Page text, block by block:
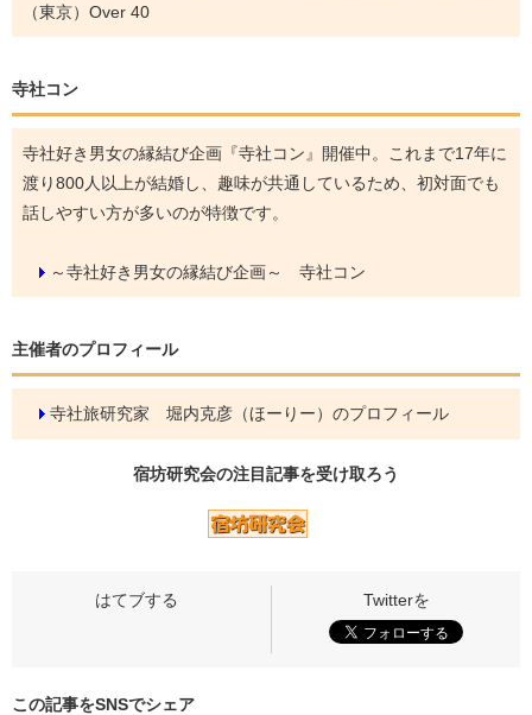
（東京）Over 40
寺社コン
寺社好き男女の縁結び企画『寺社コン』開催中。これまで17年に
渡り800人以上が結婚し、趣味が共通しているため、初対面でも
話しやすい方が多いのが特徴です。
～寺社好き男女の縁結び企画～ 寺社コン
主催者のプロフィール
寺社旅研究家 堀内克彦（ほーりー）のプロフィール
宿坊研究会の注目記事を受け取ろう
この記事をSNSでシェア